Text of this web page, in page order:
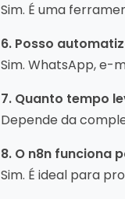
Sim. É uma
6. Posso
Sim. WhatsApp, e-
7. Quanto tempo
Depende da
8. O n8n funciona
Sim. É ideal para